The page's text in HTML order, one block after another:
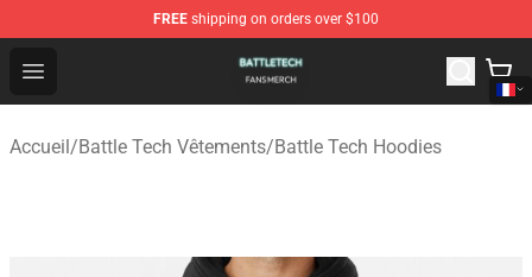
FREE shipping on orders over $100
Open menu
Battle Tech Shop - Official Battle Tech Merchandise Store
Accueil/Battle Tech Vêtements/Battle Tech Hoodies